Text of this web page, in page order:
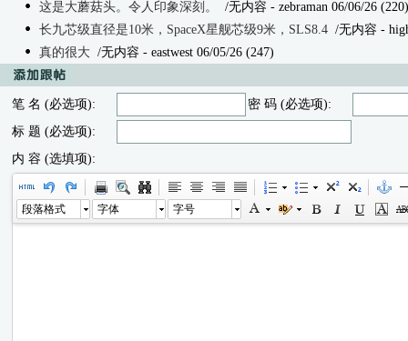
这是大蘑菇头。令人印象深刻。 /无内容 - zebraman 06/06/26 (220)
长九芯级直径是10米，SpaceX星舰芯级9米，SLS8.4 /无内容 -
真的很大 /无内容 - eastwest 06/05/26 (247)
笔 名 (必选项):
密 码 (必选项):
标 题 (必选项):
内 容 (选填项):
段落格式 字体 字号